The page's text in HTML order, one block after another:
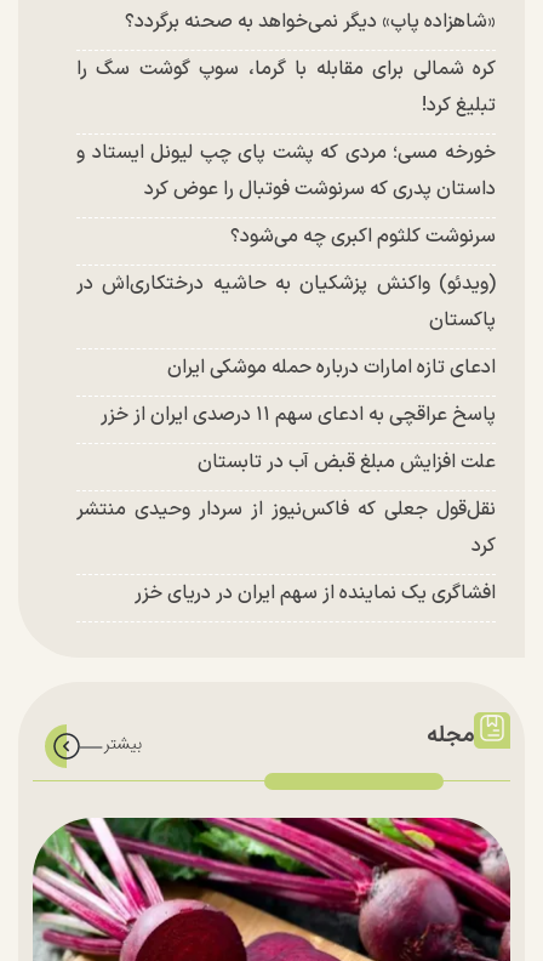
«شاهزاده پاپ» دیگر نمی‌خواهد به صحنه برگردد؟
کره شمالی برای مقابله با گرما، سوپ گوشت سگ را
تبلیغ کرد!
خورخه مسی؛ مردی که پشت پای چپ لیونل ایستاد و
داستان پدری که سرنوشت فوتبال را عوض کرد
سرنوشت کلثوم اکبری چه می‌شود؟
(ویدئو) واکنش پزشکیان به حاشیه درختکاری‌اش در
پاکستان
ادعای تازه امارات درباره حمله موشکی ایران
پاسخ عراقچی به ادعای سهم ۱۱ درصدی ایران از خزر
علت افزایش مبلغ قبض آب در تابستان
نقل‌قول جعلی که فاکس‌نیوز از سردار وحیدی منتشر
کرد
افشاگری یک نماینده از سهم ایران در دریای خزر
مجله